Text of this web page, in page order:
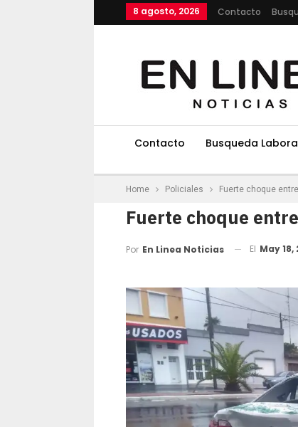
8 agosto, 2026 Contacto
Contacto Busqueda
Home Policiales Fuerte choque
Fuerte choque
Por En Linea Noticias El May 18,